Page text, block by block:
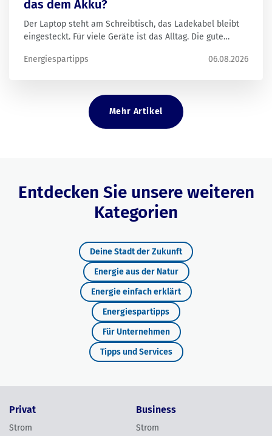
das dem Akku?
Der Laptop steht am Schreibtisch, das Ladekabel bleibt
eingesteckt. Für viele Geräte ist das Alltag. Die gute
Problem. Für die Lebensdauer des Akkus sind andere
Energiespartipps 06.08.2026
Mehr Artikel
Entdecken Sie unsere weiteren
Kategorien
Deine Stadt der Zukunft
Energie aus der Natur
Energie einfach erklärt
Energiespartipps
Für Unternehmen
Tipps und Services
Privat
Strom
Business
Strom